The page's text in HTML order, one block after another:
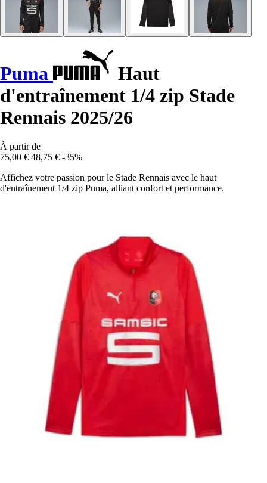
Puma
Haut
d'entraînement 1/4 zip Stade
Rennais 2025/26
À partir de
75,00 € 48,75 € -35%
Affichez votre passion pour le Stade Rennais avec le haut
d'entraînement 1/4 zip Puma, alliant confort et performance.